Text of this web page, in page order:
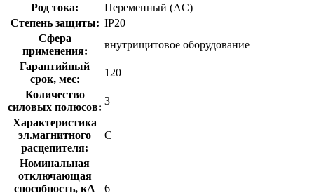
Род тока:
Переменный (AC)
Степень защиты: IP20
Сфера
применения:
внутрищитовое оборудование
Гарантийный
срок, мес:
120
Количество
силовых полюсов:
3
Характеристика
эл.магнитного
расцепителя:
C
Номинальная
отключающая
способность, кA
6